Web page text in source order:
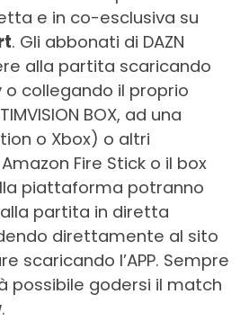
e in co-esclusiva su
. Gli abbonati di DAZN
alla partita scaricando
o collegando il proprio
BOX, ad una
o Xbox) o altri
Fire Stick o il box
piattaforma potranno
partita in diretta
direttamente al sito
scaricando l’APP. Sempre
possibile godersi il match
.